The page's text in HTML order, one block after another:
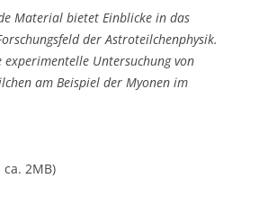
Material bietet Einblicke in das
der Astroteilchenphysik.
experimentelle Untersuchung von
am Beispiel der Myonen im
ca. 2MB)